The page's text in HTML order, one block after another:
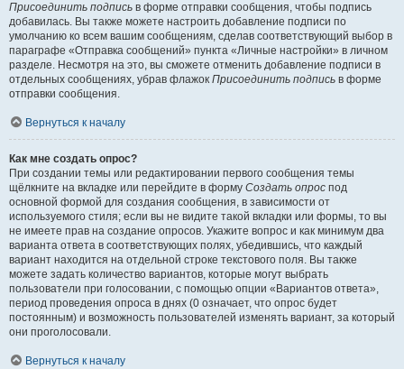
Присоединить подпись в форме отправки сообщения, чтобы подпись
добавилась. Вы также можете настроить добавление подписи по
умолчанию ко всем вашим сообщениям, сделав соответствующий выбор в
параграфе «Отправка сообщений» пункта «Личные настройки» в личном
разделе. Несмотря на это, вы сможете отменить добавление подписи в
отдельных сообщениях, убрав флажок Присоединить подпись в форме
отправки сообщения.
Вернуться к началу
Как мне создать опрос?
При создании темы или редактировании первого сообщения темы
щёлкните на вкладке или перейдите в форму Создать опрос под
основной формой для создания сообщения, в зависимости от
используемого стиля; если вы не видите такой вкладки или формы, то вы
не имеете прав на создание опросов. Укажите вопрос и как минимум два
варианта ответа в соответствующих полях, убедившись, что каждый
вариант находится на отдельной строке текстового поля. Вы также
можете задать количество вариантов, которые могут выбрать
пользователи при голосовании, с помощью опции «Вариантов ответа»,
период проведения опроса в днях (0 означает, что опрос будет
постоянным) и возможность пользователей изменять вариант, за который
они проголосовали.
Вернуться к началу